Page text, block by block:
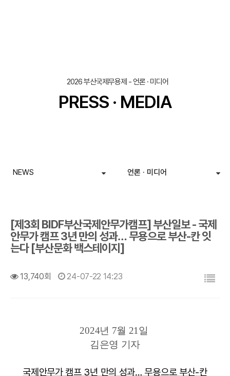
2026 부산국제무용제 - 언론 · 미디어
PRESS · MEDIA
NEWS 언론 · 미디어
[제3회 BIDF부산국제안무가캠프] 부산일보 - 국제
안무가 캠프 3년 만의 성과… 무용으로 부산-칸 잇
는다 [부산문화 백스테이지]
13,740회 24-07-22 14:23
2024년 7월 21일
김은영 기자
국제안무가 캠프 3년 만의 성과… 무용으로 부산-칸